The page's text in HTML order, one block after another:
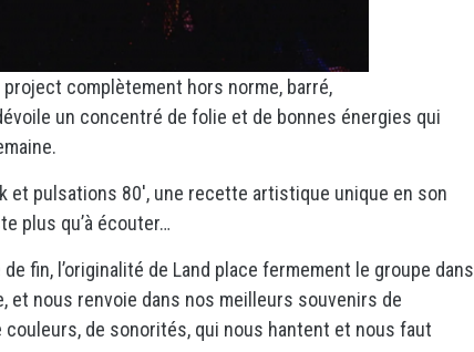
complètement hors norme, barré,
dévoile un concentré de folie et de bonnes énergies qui
pulsations 80′, une recette artistique unique en son
plus qu’à écouter…
de fin, l’originalité de Land place fermement le groupe dans
et nous renvoie dans nos meilleurs souvenirs de
couleurs, de sonorités, qui nous hantent et nous faut